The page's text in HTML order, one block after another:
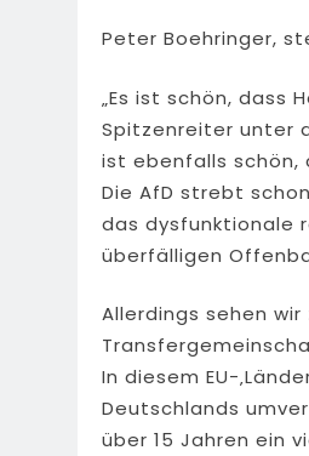
Peter Boehringer,
„Es ist schön, dass
Spitzenreiter unter
ist ebenfalls schön,
Die AfD strebt
das dysfunktionale
überfälligen
Allerdings sehen
In diesem EU-
Deutschlands
über 15 Jahren ein